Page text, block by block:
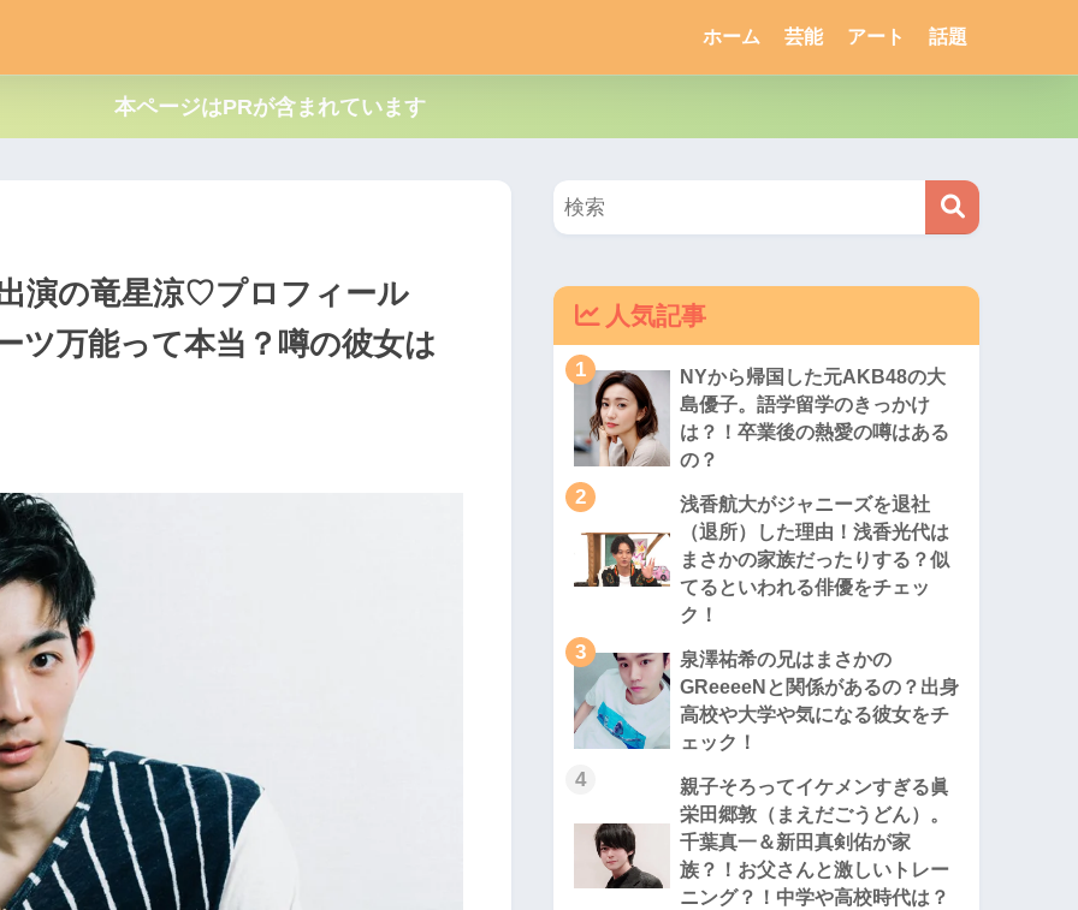
ホーム 芸能 アート 話題
本ページはPRが含まれています
演の竜星涼♡プロフィール
ツ万能って本当？噂の彼女は
人気記事
1
NYから帰国した元AKB48の大
島優子。語学留学のきっかけ
は？！卒業後の熱愛の噂はある
の？
2
浅香航大がジャニーズを退社
（退所）した理由！浅香光代は
まさかの家族だったりする？似
てるといわれる俳優をチェッ
ク！
3
泉澤祐希の兄はまさかの
GReeeeNと関係があるの？出身
高校や大学や気になる彼女をチ
ェック！
4
親子そろってイケメンすぎる眞
栄田郷敦（まえだごうどん）。
千葉真一＆新田真剣佑が家
族？！お父さんと激しいトレー
ニング？！中学や高校時代は？